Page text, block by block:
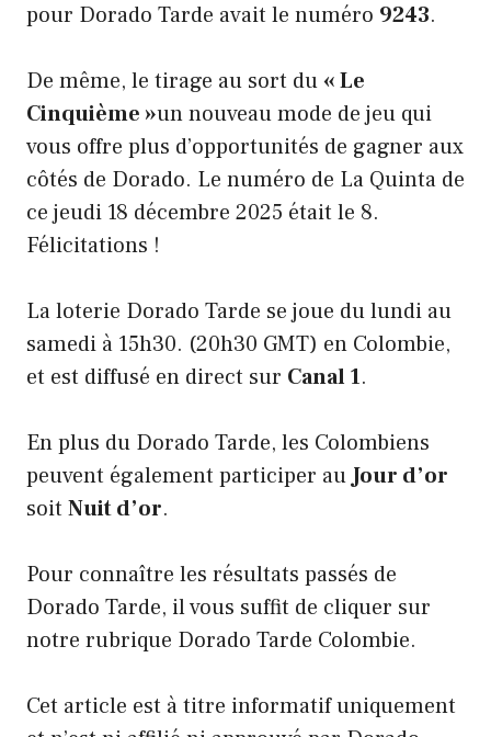
pour Dorado Tarde avait le numéro 9243.
De même, le tirage au sort du« Le
Cinquième »un nouveau mode de jeu qui
vous offre plus d’opportunités de gagner aux
côtés de Dorado. Le numéro de La Quinta de
ce jeudi 18 décembre 2025 était le 8.
Félicitations !
La loterie Dorado Tarde se joue du lundi au
samedi à 15h30. (20h30 GMT) en Colombie,
et est diffusé en direct sur Canal 1.
En plus du Dorado Tarde, les Colombiens
peuvent également participer auJour d’or
soit Nuit d’or.
Pour connaître les résultats passés de
Dorado Tarde, il vous suffit de cliquer sur
notre rubrique Dorado Tarde Colombie.
Cet article est à titre informatif uniquement